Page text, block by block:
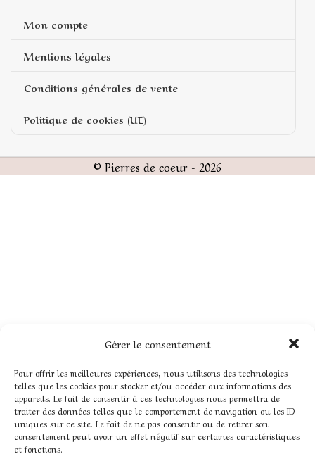
Gérer le consentement
Pour offrir les meilleures expériences, nous utilisons des technologies
telles que les cookies pour stocker et/ou accéder aux informations des
appareils. Le fait de consentir à ces technologies nous permettra de
traiter des données telles que le comportement de navigation ou les ID
uniques sur ce site. Le fait de ne pas consentir ou de retirer son
consentement peut avoir un effet négatif sur certaines caractéristiques
et fonctions.
Mon compte
Mentions légales
Conditions générales de vente
Politique de cookies (UE)
© Pierres de coeur - 2026